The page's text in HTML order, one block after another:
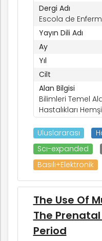
Dergi Adı
Escola de
Yayın Dili Adı
Ay
Yıl
Cilt
Alan Bilgisi
Bilimleri Temel
Hastalıkları
Uluslararası
Scı-expanded
Basılı+Elektronik
The Use Of
The
Period